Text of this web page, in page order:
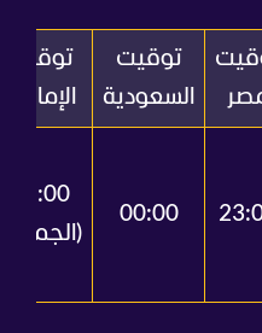
توقيت
السعودية
توقيت
الإمارات
00:00
01:00
(الجمعة)